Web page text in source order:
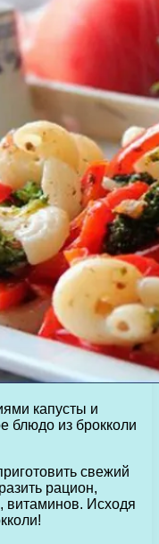
капусты и
блюдо из брокколи
свежий
рацион,
витаминов. Исходя